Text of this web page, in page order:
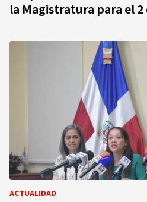
la Magistratura para el
ACTUALIDAD